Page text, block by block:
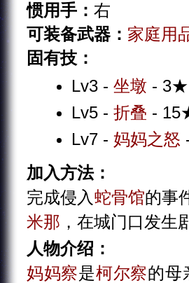
惯用手： 右
可装备武器： 家庭用
固有技：
Lv3 - 坐墩 - 3★
Lv5 - 折叠 -
Lv7 - 妈妈之怒
加入方法：
完成侵入 蛇骨馆的事
米那 ，在城门口发生
人物介绍：
妈妈察是柯尔察的母